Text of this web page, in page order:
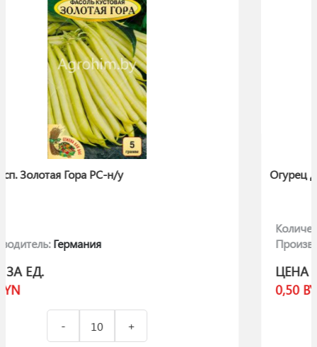
Огурец Длинный Зеленый (Лонг Грин)